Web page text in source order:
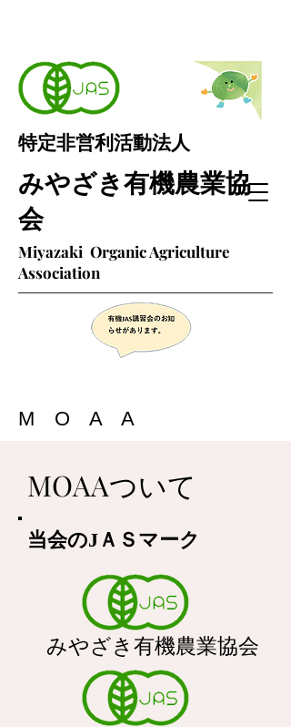
特定非営利活動法人
みやざき有機農業協
会
Miyazaki Organic Agriculture
Association
M O A A
MOAAついて
当会のJＡＳマーク
みやざき有機農業協会